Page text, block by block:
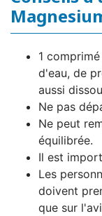
1
d'eau, de
aussi
Ne pas
Ne peut
équilibrée.
Il est
Les
doivent
que sur